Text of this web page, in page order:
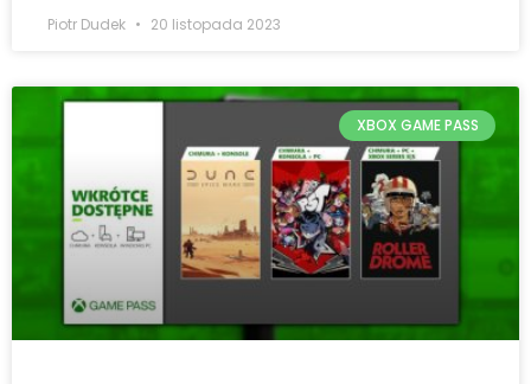
Piotr Dudek 20 listopada 2023
XBOX GAME PASS